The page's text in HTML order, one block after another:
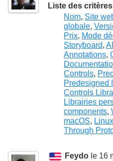
Liste des
Nom, Site
globale,
Prix, Mode
Storyboard,
Annotations,
Controls,
Predesigned
Controls
Librairies
components,
macOS, Linux
Through
Feydo le 16